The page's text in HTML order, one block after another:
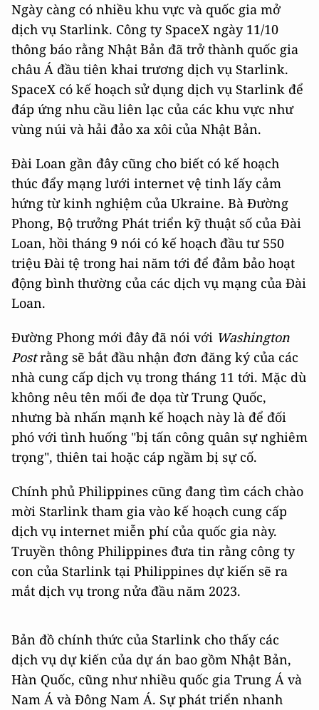
Ngày càng có nhiều khu vực và quốc gia mở
dịch vụ Starlink. Công ty SpaceX ngày 11/10
thông báo rằng Nhật Bản đã trở thành quốc gia
châu Á đầu tiên khai trương dịch vụ Starlink.
SpaceX có kế hoạch sử dụng dịch vụ Starlink để
đáp ứng nhu cầu liên lạc của các khu vực như
vùng núi và hải đảo xa xôi của Nhật Bản.
Đài Loan gần đây cũng cho biết có kế hoạch
thúc đẩy mạng lưới internet vệ tinh lấy cảm
hứng từ kinh nghiệm của Ukraine. Bà Đường
Phong, Bộ trưởng Phát triển kỹ thuật số của Đài
Loan, hồi tháng 9 nói có kế hoạch đầu tư 550
triệu Đài tệ trong hai năm tới để đảm bảo hoạt
động bình thường của các dịch vụ mạng của Đài
Loan.
Đường Phong mới đây đã nói với Washington
Postrằng sẽ bắt đầu nhận đơn đăng ký của các
nhà cung cấp dịch vụ trong tháng 11 tới. Mặc dù
không nêu tên mối đe dọa từ Trung Quốc,
nhưng bà nhấn mạnh kế hoạch này là để đối
phó với tình huống "bị tấn công quân sự nghiêm
trọng", thiên tai hoặc cáp ngầm bị sự cố.
Chính phủ Philippines cũng đang tìm cách chào
mời Starlink tham gia vào kế hoạch cung cấp
dịch vụ internet miễn phí của quốc gia này.
Truyền thông Philippines đưa tin rằng công ty
con của Starlink tại Philippines dự kiến ​​sẽ ra
mắt dịch vụ trong nửa đầu năm 2023.
Bản đồ chính thức của Starlink cho thấy các
dịch vụ dự kiến ​​của dự án bao gồm Nhật Bản,
Hàn Quốc, cũng như nhiều quốc gia Trung Á và
Nam Á và Đông Nam Á. Sự phát triển nhanh